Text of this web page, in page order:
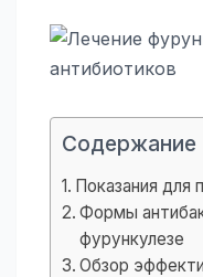
Содержание
Показания для
Формы
фурункулезе
Обзор